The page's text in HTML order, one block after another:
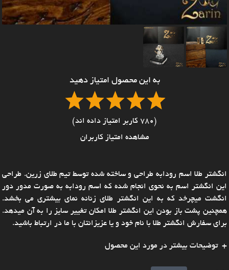
به این محصول امتیاز دهید
(780 کاربر امتیاز داده اند)
مشاهده امتیاز کاربران
انگشتر طلا اسم رودابه طراحی و ساخته شده توسط تیم طلای زرین. طراحی
این انگشتر اسم به نحوی انجام شده که اسم رودابه به صورت مدور دور
انگشت میچرخد که به این انگشتر طلای زنانه نمای بیشتری می بخشد.
همچنین پشت باز بودن این انگشتر طلا امکان تغییر سایز را به آن میدهد.
برای سفارش انگشتر طلا با نام خود و یا عزیزانتان با ما در ارتباط باشید.
توضیحات بیشتر در مورد این محصول